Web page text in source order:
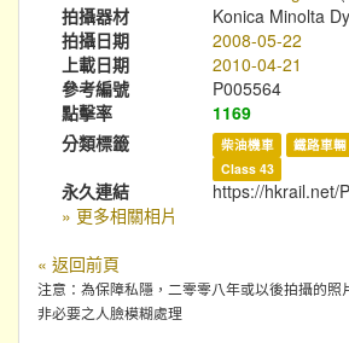
拍攝器材
Konica Minolta
拍攝日期
2008-05-22
上載日期
2010-04-21
參考編號
P005564
點擊率
1169
分類標籤
柴油機車 鐵路車輛
Class 43
永久連結
https://hkrail.net/
» 更多相關相片
« 返回前頁
注意：為保障私隱，二零零八年或以後拍攝的照
非必要之人臉模糊處理